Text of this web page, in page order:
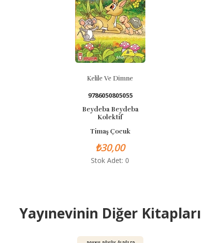
Kelile Ve Dimne
9786050805055
Beydeba Beydeba
Kolektif
Timaş Çocuk
₺30,00
Stok Adet: 0
Yayınevinin Diğer Kitapları